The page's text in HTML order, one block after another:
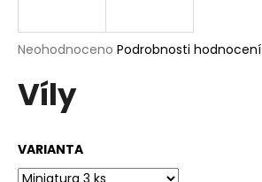
Průměrné
produktu
je
5
hvězdiček.
Neohodnoceno Podrobnosti hodnocení
Víly
VARIANTA
j
t
?